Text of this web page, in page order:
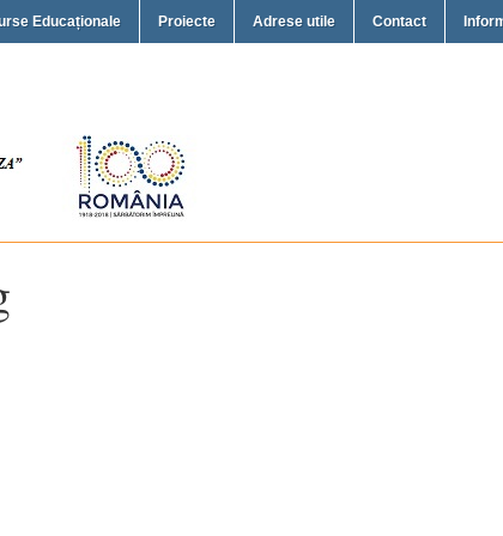
Educaționale Proiecte Adrese utile Contact